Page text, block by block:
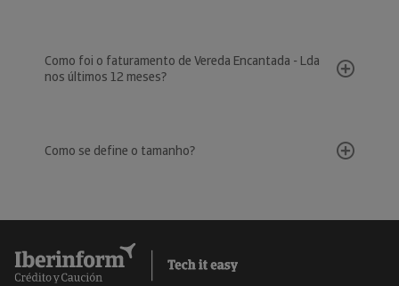
Como foi o faturamento de Vereda Encantada - Lda
nos últimos 12 meses?
Como se define o tamanho?